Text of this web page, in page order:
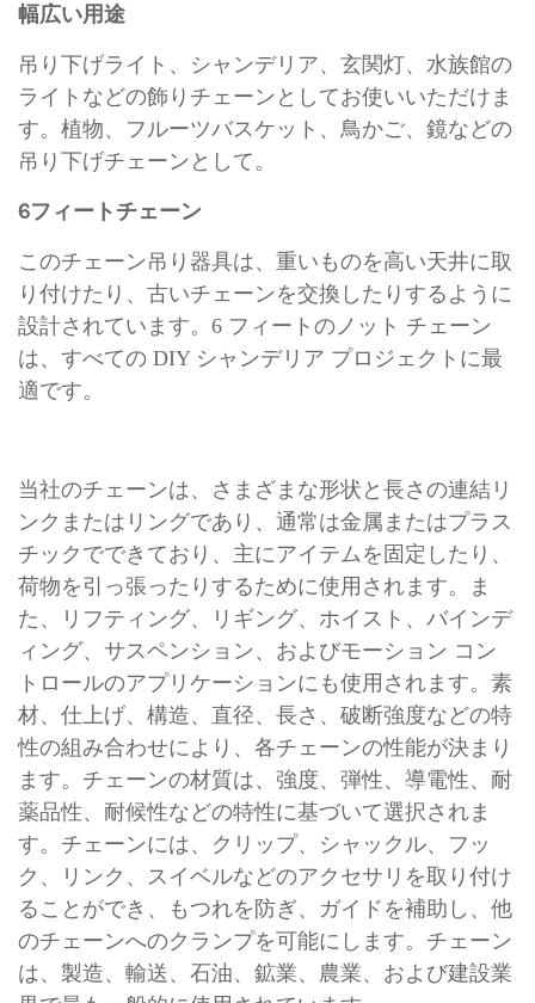
幅広い用途
吊り下げライト、シャンデリア、玄関灯、水族館の
ライトなどの飾りチェーンとしてお使いいただけま
す。植物、フルーツバスケット、鳥かご、鏡などの
吊り下げチェーンとして。
6フィートチェーン
このチェーン吊り器具は、重いものを高い天井に取
り付けたり、古いチェーンを交換したりするように
設計されています。6 フィートのノット チェーン
は、すべての DIY シャンデリア プロジェクトに最
適です。
当社のチェーンは、さまざまな形状と長さの連結リ
ンクまたはリングであり、通常は金属またはプラス
チックでできており、主にアイテムを固定したり、
荷物を引っ張ったりするために使用されます。ま
た、リフティング、リギング、ホイスト、バインデ
ィング、サスペンション、およびモーション コン
トロールのアプリケーションにも使用されます。素
材、仕上げ、構造、直径、長さ、破断強度などの特
性の組み合わせにより、各チェーンの性能が決まり
ます。チェーンの材質は、強度、弾性、導電性、耐
薬品性、耐候性などの特性に基づいて選択されま
す。チェーンには、クリップ、シャックル、フッ
ク、リンク、スイベルなどのアクセサリを取り付け
ることができ、もつれを防ぎ、ガイドを補助し、他
のチェーンへのクランプを可能にします。チェーン
は、製造、輸送、石油、鉱業、農業、および建設業